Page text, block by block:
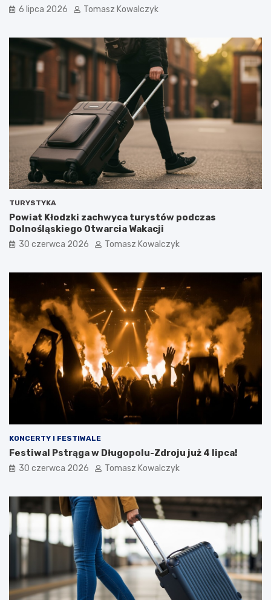
6 lipca 2026 Tomasz Kowalczyk
TURYSTYKA
Powiat Kłodzki zachwyca turystów podczas
Dolnośląskiego Otwarcia Wakacji
30 czerwca 2026 Tomasz Kowalczyk
KONCERTY I FESTIWALE
Festiwal Pstrąga w Długopolu-Zdroju już 4 lipca!
30 czerwca 2026 Tomasz Kowalczyk